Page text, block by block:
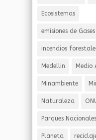
Ecosistemas
emisiones de
incendios
Medellin Medio
Minambiente
Naturaleza
Parques
Planeta